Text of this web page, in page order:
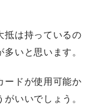
抵は持っているの
いと思います。
ードが使用可能か
いいでしょう。